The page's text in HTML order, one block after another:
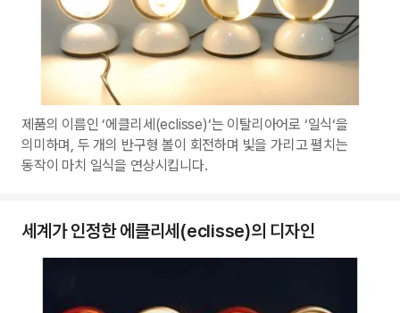
제품의 이름인 ‘에클리세(eclisse)‘는 이탈리아어로 ‘일식‘을
의미하며, 두 개의 반구형 볼이 회전하며 빛을 가리고 펼치는
동작이 마치 일식을 연상시킵니다.
세계가 인정한 에클리세(eclisse)의 디자인